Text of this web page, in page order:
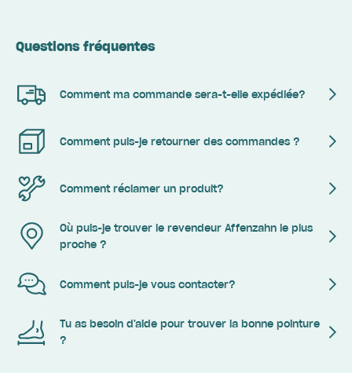
Questions fréquentes
Comment ma commande sera-t-elle expédiée?
Comment puis-je retourner des commandes ?
Comment réclamer un produit?
Où puis-je trouver le revendeur Affenzahn le plus
proche ?
Comment puis-je vous contacter?
Tu as besoin d'aide pour trouver la bonne pointure
?